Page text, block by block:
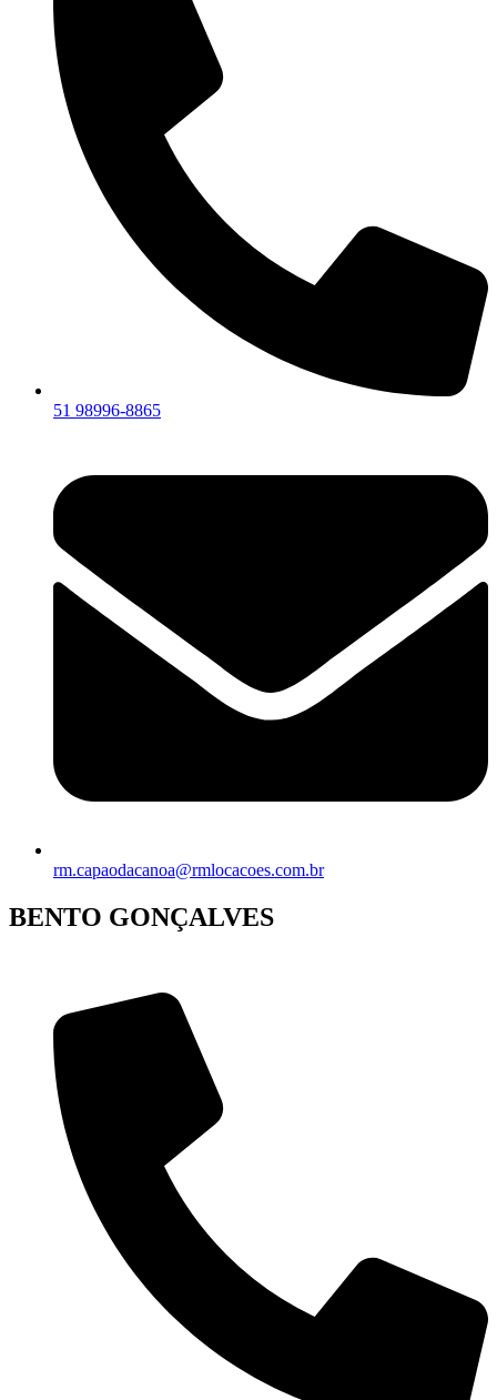
51 98996-8865
rm.capaodacanoa@rmlocacoes.com.br
BENTO GONÇALVES